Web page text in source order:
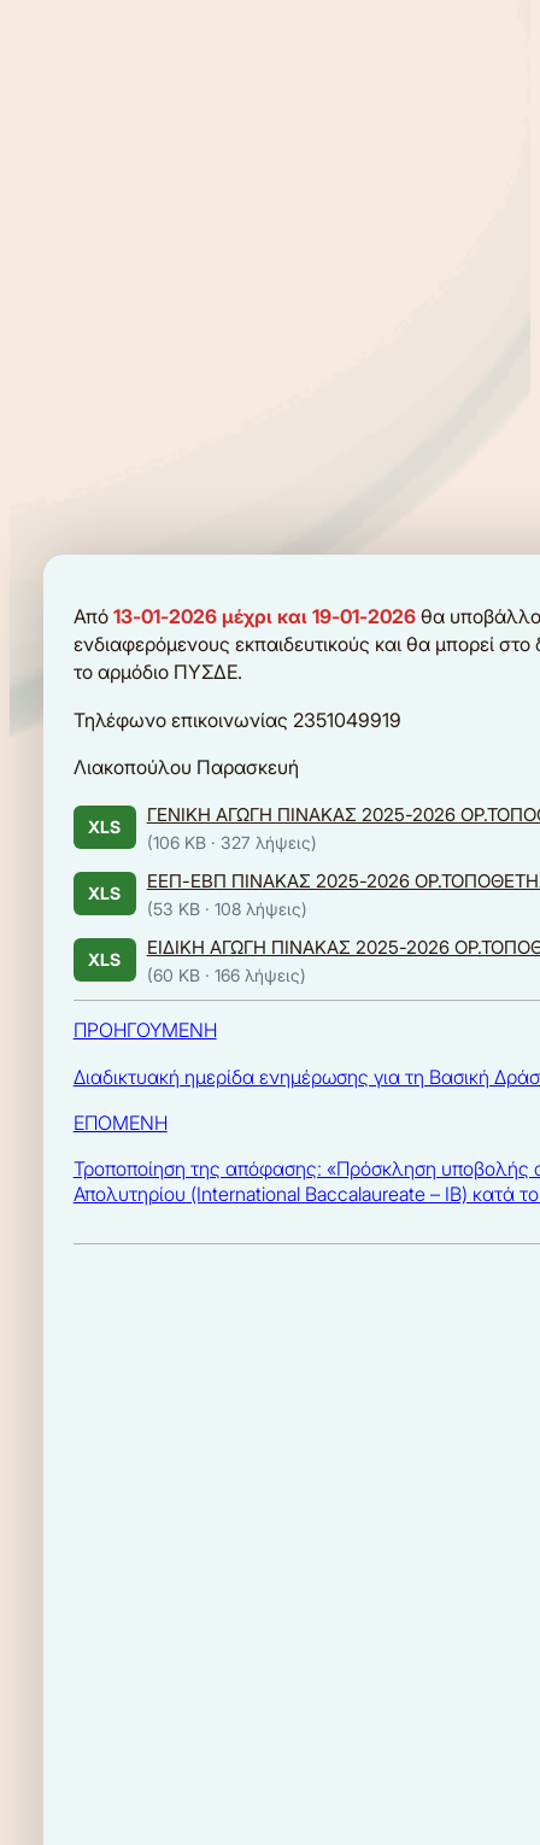
Από 13-01-2026 μέχρι και 19-01-2026θα
ενδιαφερόμενους εκπαιδευτικούς και θα μπορεί
το αρμόδιο ΠΥΣΔΕ.
Τηλέφωνο επικοινωνίας 2351049919
Λιακοπούλου Παρασκευή
XLS
ΓΕΝΙΚΗ ΑΓΩΓΗ ΠΙΝΑΚΑΣ 2025-2026
(106 KB · 327 λήψεις)
XLS
ΕΕΠ-ΕΒΠ ΠΙΝΑΚΑΣ 2025-2026
(53 KB · 108 λήψεις)
XLS
ΕΙΔΙΚΗ ΑΓΩΓΗ ΠΙΝΑΚΑΣ 2025-2026
(60 KB · 166 λήψεις)
ΠΡΟΗΓΟΥΜΕΝΗ
Διαδικτυακή ημερίδα ενημέρωσης για τη Βασική
ΕΠΟΜΕΝΗ
Τροποποίηση της απόφασης: «Πρόσκληση υποβολής
Απολυτηρίου (International Baccalaureate – IB) κατά